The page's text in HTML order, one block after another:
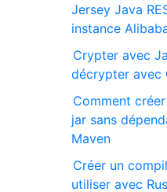
Jersey Java
instance
Crypter avec
décrypter avec
Comment
jar sans
Maven
Créer un
utiliser avec